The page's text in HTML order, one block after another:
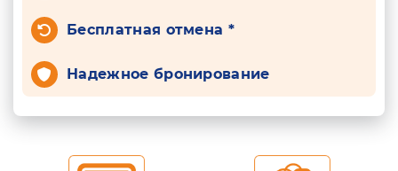
Бесплатная отмена *
Надежное бронирование